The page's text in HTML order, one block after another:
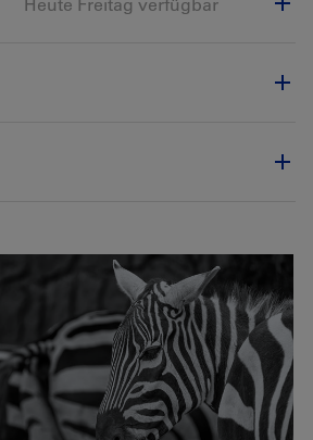
Heute Freitag verfügbar